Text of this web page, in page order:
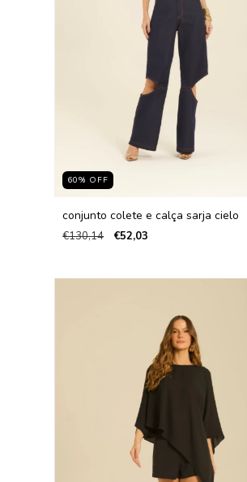
60% OFF
conjunto colete e calça sarja cielo
€130,14 €52,03